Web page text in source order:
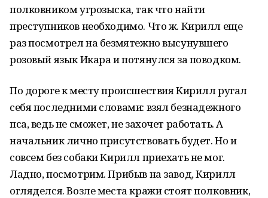
полковником угрозыска, так что найти
преступников необходимо. Что ж. Кирилл еще
раз посмотрел на безмятежно высунувшего
розовый язык Икара и потянулся за поводком.
По дороге к месту происшествия Кирилл ругал
себя последними словами: взял безнадежного
пса, ведь не сможет, не захочет работать. А
начальник лично присутствовать будет. Но и
совсем без собаки Кирилл приехать не мог.
Ладно, посмотрим. Прибыв на завод, Кирилл
огляделся. Возле места кражи стоят полковник,